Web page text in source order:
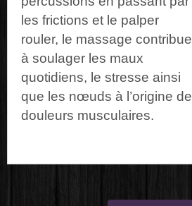
les frictions et le palper
rouler, le massage contribue
à soulager les maux
quotidiens, le stresse ainsi
que les nœuds à l’origine de
douleurs musculaires.